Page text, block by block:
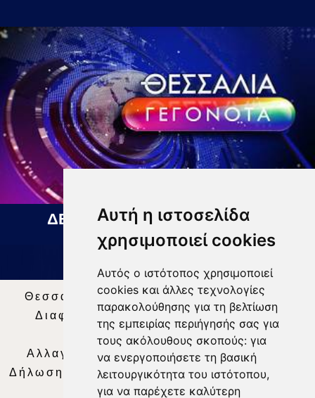
Αυτή η ιστοσελίδα
χρησιμοποιεί cookies
Αυτός ο ιστότοπος χρησιμοποιεί
cookies και άλλες τεχνολογίες
παρακολούθησης για τη βελτίωση
της εμπειρίας περιήγησής σας για
τους ακόλουθους σκοπούς: για
να ενεργοποιήσετε τη βασική
λειτουργικότητα του ιστότοπου,
για να παρέχετε καλύτερη
ΔΕΛΤΙΟ ΕΙΔΗΣΕΩΝ 07 08 2026
Θεσσαλία Τηλεόραση|SNG Services
Διαφήμιση | Όροι Χρήσης |Δήλωση
Απορρήτου |
Περιεχόμενο
Αλλαγή Προτιμήσεων για τα Cookies
Δήλωση συμμόρφωσης με τη σύσταση (ΕΕ)
2018/334|Ταυτότητα